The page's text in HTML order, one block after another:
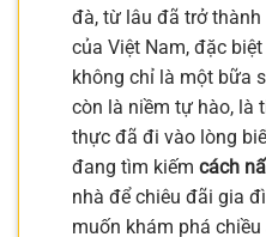
đà, từ lâu đã trở
của Việt Nam, đặc
không chỉ là một bữa
còn là niềm tự hào, là
thực đã đi vào lòng
đang tìm kiếm cách
nhà để chiêu đãi gia
muốn khám phá